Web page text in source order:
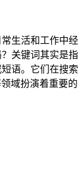
生活和工作中经
关键词其实是指
语。它们在搜索
域扮演着重要的